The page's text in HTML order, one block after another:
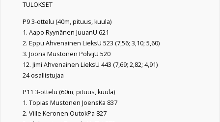
TULOKSET
P9 3-ottelu (40m, pituus, kuula)
1. Aapo Ryynänen JuuanU 621
2. Eppu Ahvenainen LieksU 523 (7,56; 3,10; 5,60)
3. Joona Mustonen PolvijU 520
12. Jimi Ahvenainen LieksU 443 (7,69; 2,82; 4,91)
24 osallistujaa
P11 3-ottelu (60m, pituus, kuula)
1. Topias Mustonen JoensKa 837
2. Ville Keronen OutokPa 827